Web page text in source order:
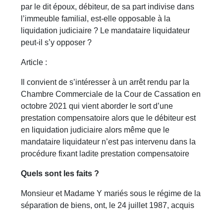
par le dit époux, débiteur, de sa part indivise dans
l’immeuble familial, est-elle opposable à la
liquidation judiciaire ? Le mandataire liquidateur
peut-il s’y opposer ?
Article :
Il convient de s’intéresser à un arrêt rendu par la
Chambre Commerciale de la Cour de Cassation en
octobre 2021 qui vient aborder le sort d’une
prestation compensatoire alors que le débiteur est
en liquidation judiciaire alors même que le
mandataire liquidateur n’est pas intervenu dans la
procédure fixant ladite prestation compensatoire
Quels sont les faits ?
Monsieur et Madame Y mariés sous le régime de la
séparation de biens, ont, le 24 juillet 1987, acquis